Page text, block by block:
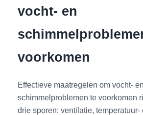
vocht- en
voorkomen
Effectieve maatregelen om vocht- en
schimmelproblemen te voorkomen
drie sporen: ventilatie, temperatuur-